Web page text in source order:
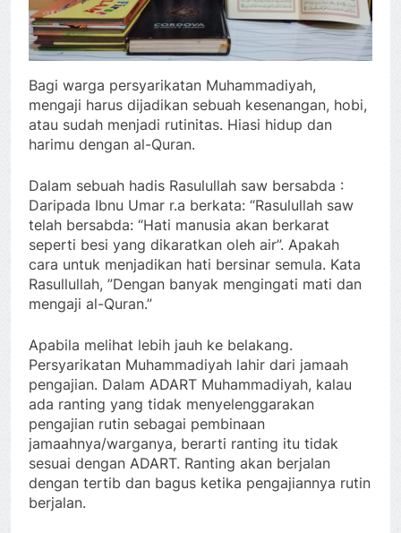
Bagi warga persyarikatan Muhammadiyah,
mengaji harus dijadikan sebuah kesenangan, hobi,
atau sudah menjadi rutinitas. Hiasi hidup dan
harimu dengan al-Quran.
Dalam sebuah hadis Rasulullah saw bersabda :
Daripada Ibnu Umar r.a berkata: “Rasulullah saw
telah bersabda: “Hati manusia akan berkarat
seperti besi yang dikaratkan oleh air”. Apakah
cara untuk menjadikan hati bersinar semula. Kata
Rasullullah, ”Dengan banyak mengingati mati dan
mengaji al-Quran.”
Apabila melihat lebih jauh ke belakang.
Persyarikatan Muhammadiyah lahir dari jamaah
pengajian. Dalam ADART Muhammadiyah, kalau
ada ranting yang tidak menyelenggarakan
pengajian rutin sebagai pembinaan
jamaahnya/warganya, berarti ranting itu tidak
sesuai dengan ADART. Ranting akan berjalan
dengan tertib dan bagus ketika pengajiannya rutin
berjalan.